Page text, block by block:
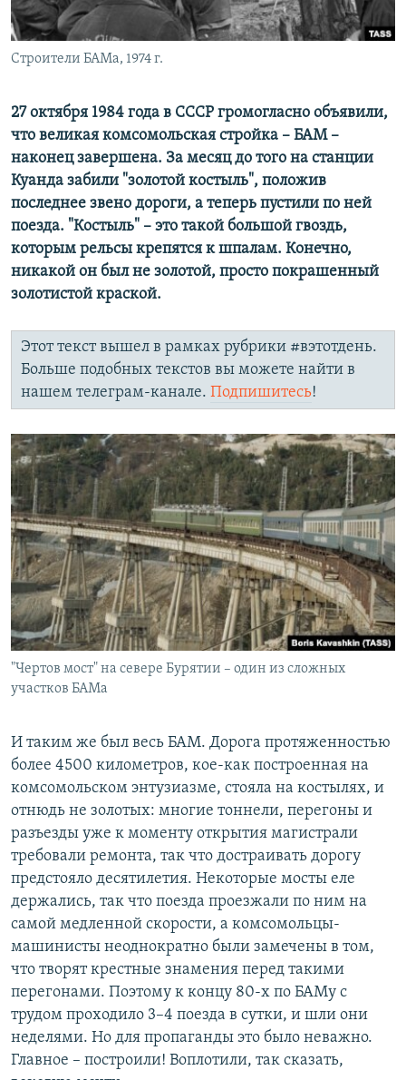
Все сайты РСЕ/РС
Строители БАМа, 1974 г.
27 октября 1984 года в СССР громогласно объявили,
что великая комсомольская стройка – БАМ –
наконец завершена. За месяц до того на станции
Куанда забили "золотой костыль", положив
последнее звено дороги, а теперь пустили по ней
поезда. "Костыль" – это такой большой гвоздь,
которым рельсы крепятся к шпалам. Конечно,
никакой он был не золотой, просто покрашенный
золотистой краской.
Этот текст вышел в рамках рубрики #вэтотдень.
Больше подобных текстов вы можете найти в
нашем телеграм-канале. Подпишитесь!
"Чертов мост" на севере Бурятии – один из сложных
участков БАМа
И таким же был весь БАМ. Дорога протяженностью
более 4500 километров, кое-как построенная на
комсомольском энтузиазме, стояла на костылях, и
отнюдь не золотых: многие тоннели, перегоны и
разъезды уже к моменту открытия магистрали
требовали ремонта, так что достраивать дорогу
предстояло десятилетия. Некоторые мосты еле
держались, так что поезда проезжали по ним на
самой медленной скорости, а комсомольцы-
машинисты неоднократно были замечены в том,
что творят крестные знамения перед такими
перегонами. Поэтому к концу 80-х по БАМу с
трудом проходило 3–4 поезда в сутки, и шли они
неделями. Но для пропаганды это было неважно.
Главное – построили! Воплотили, так сказать,